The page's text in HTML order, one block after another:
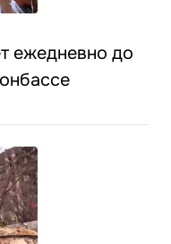
ежедневно до